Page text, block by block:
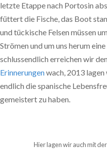
letzte Etappe nach Portosin
füttert die Fische, das Boot
und tückische Felsen müssen
Strömen und um uns herum
schlussendlich erreichen wir
Erinnerungenwach, 2013
endlich die spanische
gemeistert zu haben.
Hier lagen wir auch mit